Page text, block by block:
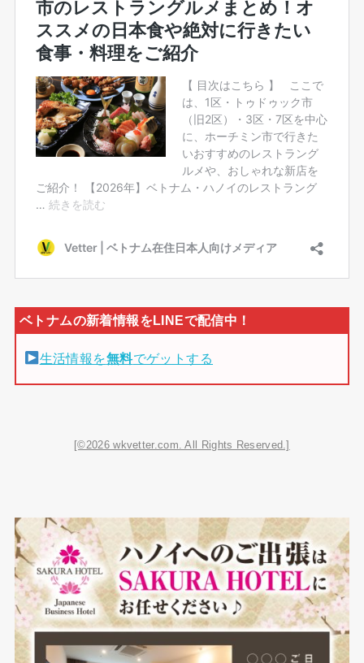
生活情報を無料でゲットする
[©2026 wkvetter.com. All Rights Reserved.]